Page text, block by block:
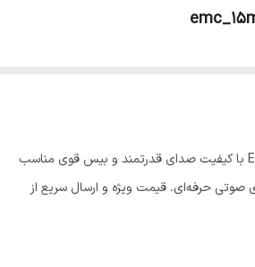
خرید باند اکتیو EMC-15MA با کیفیت صدای قدرتمند و بیس قوی مناسب
حرفه‌ای. قیمت ویژه و ارسال سریع از